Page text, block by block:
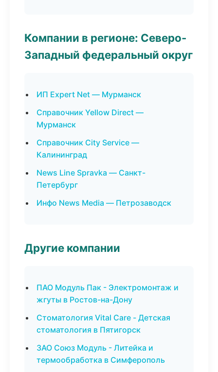
Компании в регионе: Северо-
Западный федеральный округ
ИП Expert Net — Мурманск
Справочник Yellow Direct —
Мурманск
Справочник City Service —
Калининград
News Line Spravka — Санкт-
Петербург
Инфо News Media — Петрозаводск
Другие компании
ПАО Модуль Пак - Электромонтаж и
жгуты в Ростов-на-Дону
Стоматология Vital Care - Детская
стоматология в Пятигорск
ЗАО Союз Модуль - Литейка и
термообработка в Симферополь